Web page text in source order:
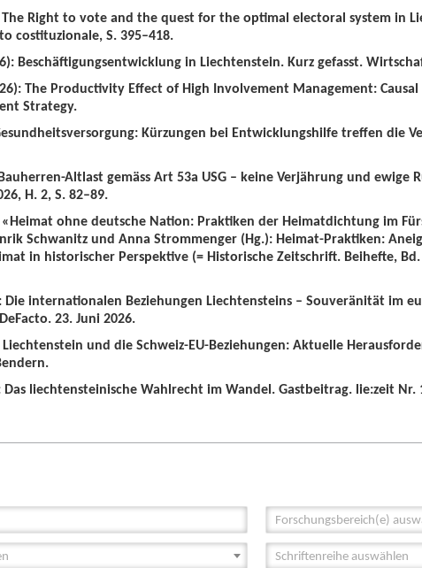
The Right to vote and the quest for the optimal electoral system in
costituzionale, S. 395–418.
Beschäftigungsentwicklung in Liechtenstein. Kurz gefasst.
The Productivity Effect of High Involvement Management:
Strategy.
Kürzungen bei Entwicklungshilfe treffen die
Altlast gemäss Art 53a USG – keine Verjährung und ewige
H. 2, S. 82–89.
«Heimat ohne deutsche Nation: Praktiken der Heimatdichtung im
Schwanitz und Anna Strommenger (Hg.): Heimat-Praktiken:
in historischer Perspektive (= Historische Zeitschrift. Beihefte,
Die internationalen Beziehungen Liechtensteins – Souveränität im
23. Juni 2026.
und die Schweiz-EU-Beziehungen: Aktuelle
liechtensteinische Wahlrecht im Wandel. Gastbeitrag. lie:zeit Nr.
Forschungsbereich(e)
Schriftenreihe auswählen